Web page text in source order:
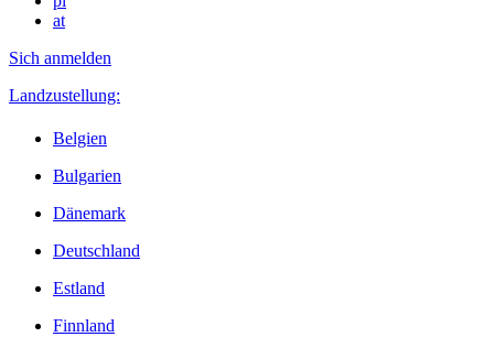
at
Sich anmelden
Landzustellung:
Belgien
Bulgarien
Dänemark
Deutschland
Estland
Finnland